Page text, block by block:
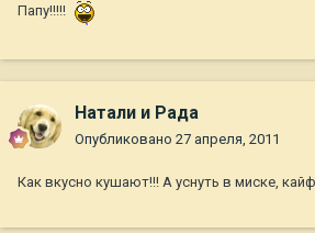
Папу!!!!!
Натали и Рада
Опубликовано 27 апреля, 2011
Как вкусно кушают!!! А уснуть в миске,